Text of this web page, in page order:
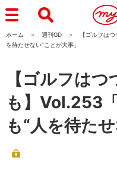
ホーム 週刊GD
【ゴルフは
を待たせない”ことが大事」
【ゴルフは
も】Vol.253
も“人を待た